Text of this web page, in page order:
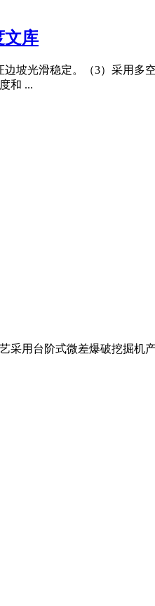
文库
坡光滑稳定。（3）采用
和 ...
采用台阶式微差爆破挖掘